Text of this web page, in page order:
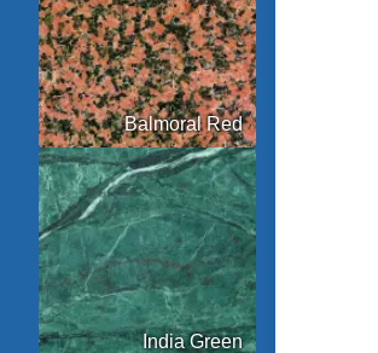
Balmoral Red
India Green